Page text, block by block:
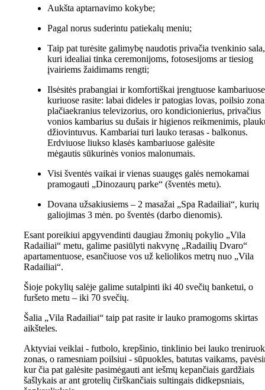
Aukšta aptarnavimo kokybe;
Pagal norus suderintu patiekalų meniu;
Taip pat turėsite galimybę naudotis privačia tvenkinio sala,
kuri idealiai tinka ceremonijoms, fotosesijoms ar tiesiog
įvairiems žaidimams rengti;
Ilsėsitės prabangiai ir komfortiškai įrengtuose
kuriuose rasite: labai dideles ir patogias lovas, poilsio
plačiaekranius televizorius, oro kondicionierius, privačius
vonios kambarius su dušais ir higienos reikmenimis,
džiovintuvus. Kambariai turi lauko terasas - balkonus.
Erdviuose liukso klasės kambariuose galėsite
mėgautis sūkurinės vonios malonumais.
Visi šventės vaikai ir vienas suaugęs galės nemokamai
pramogauti „Dinozaurų parke“ (šventės metu).
Dovana užsakiusiems – 2 masažai „Spa Radailiai“, kurių
galiojimas 3 mėn. po šventės (darbo dienomis).
Esant poreikiui apgyvendinti daugiau žmonių pokylio „Vila
Radailiai“ metu, galime pasiūlyti nakvynę „Radailių Dvaro“
apartamentuose, esančiuose vos už keliolikos metrų nuo „Vila
Radailiai“.
Šioje pokylių salėje galime sutalpinti iki 40 svečių banketui, o
furšeto metu – iki 70 svečių.
Šalia „Vila Radailiai“ taip pat rasite ir lauko pramogoms skirtas
aikšteles.
Aktyviai veiklai - futbolo, krepšinio, tinklinio bei lauko
zonas, o ramesniam poilsiui - sūpuokles, batutas vaikams,
kur čia pat galėsite pasimėgauti ant iešmų kepančiais gardžiais
šašlykais ar ant grotelių čirškančiais sultingais didkepsniais,